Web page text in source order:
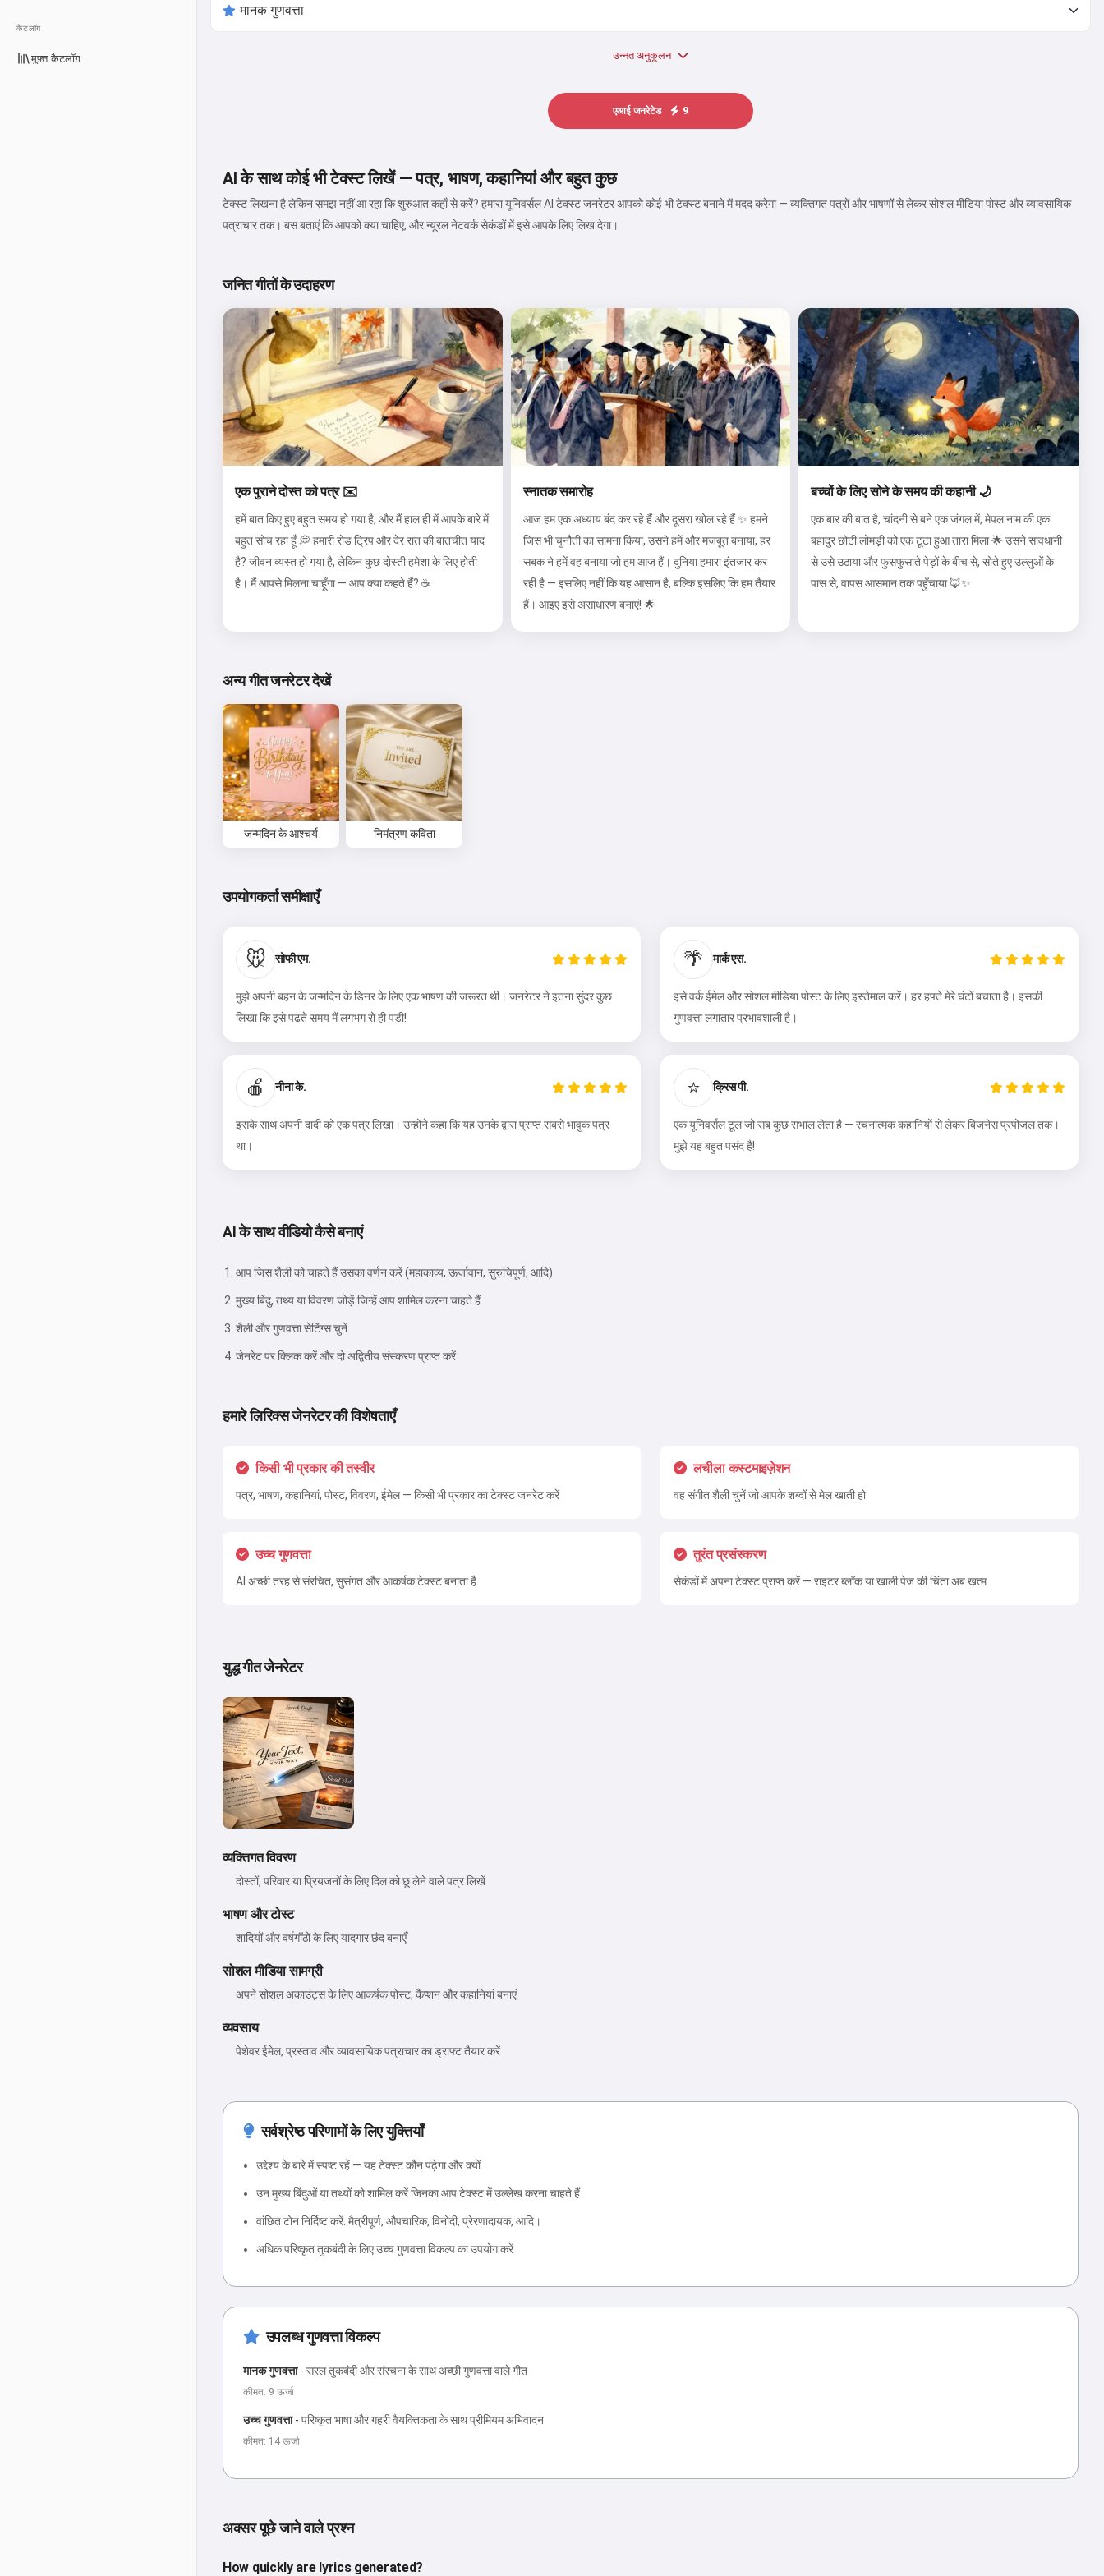
कैटलॉग
मुफ़्त कैटलॉग उन्नत अनुकूलन
एआई जनरेटेड 9
AI के साथ कोई भी टेक्स्ट लिखें — पत्र, भाषण, कहानियां और बहुत कुछ
टेक्स्ट लिखना है लेकिन समझ नहीं आ रहा कि शुरुआत कहाँ से करें? हमारा यूनिवर्सल AI टेक्स्ट जनरेटर आपको कोई भी टेक्स्ट बनाने में मदद करेगा — व्यक्तिगत पत्रों और भाषणों से लेकर सोशल मीडिया पोस्ट और व्यावसायिक
पत्राचार तक। बस बताएं कि आपको क्या चाहिए, और न्यूरल नेटवर्क सेकंडों में इसे आपके लिए लिख देगा।
जनित गीतों के उदाहरण
एक पुराने दोस्त को पत्र ✉️
हमें बात किए हुए बहुत समय हो गया है, और मैं हाल ही में आपके बारे में
बहुत सोच रहा हूँ 💭 हमारी रोड ट्रिप और देर रात की बातचीत याद
है? जीवन व्यस्त हो गया है, लेकिन कुछ दोस्ती हमेशा के लिए होती
है। मैं आपसे मिलना चाहूँगा — आप क्या कहते हैं? ☕
स्नातक समारोह
आज हम एक अध्याय बंद कर रहे हैं और दूसरा खोल रहे हैं ✨ हमने
जिस भी चुनौती का सामना किया, उसने हमें और मजबूत बनाया, हर
सबक ने हमें वह बनाया जो हम आज हैं। दुनिया हमारा इंतजार कर
रही है — इसलिए नहीं कि यह आसान है, बल्कि इसलिए कि हम तैयार
हैं। आइए इसे असाधारण बनाएं! 🌟
बच्चों के लिए सोने के समय की कहानी 🌙
एक बार की बात है, चांदनी से बने एक जंगल में, मेपल नाम की एक
बहादुर छोटी लोमड़ी को एक टूटा हुआ तारा मिला 🌟 उसने सावधानी
से उसे उठाया और फुसफुसाते पेड़ों के बीच से, सोते हुए उल्लुओं के
पास से, वापस आसमान तक पहुँचाया 🦊✨
अन्य गीत जनरेटर देखें
जन्मदिन के आश्चर्य निमंत्रण कविता
उपयोगकर्ता समीक्षाएँ
🐭 सोफी एम.
मुझे अपनी बहन के जन्मदिन के डिनर के लिए एक भाषण की जरूरत थी। जनरेटर ने इतना सुंदर कुछ
लिखा कि इसे पढ़ते समय मैं लगभग रो ही पड़ी!
🌴 मार्क एस.
इसे वर्क ईमेल और सोशल मीडिया पोस्ट के लिए इस्तेमाल करें। हर हफ्ते मेरे घंटों बचाता है। इसकी
गुणवत्ता लगातार प्रभावशाली है।
🍎 नीना के.
इसके साथ अपनी दादी को एक पत्र लिखा। उन्होंने कहा कि यह उनके द्वारा प्राप्त सबसे भावुक पत्र
था।
⭐ क्रिस पी.
एक यूनिवर्सल टूल जो सब कुछ संभाल लेता है — रचनात्मक कहानियों से लेकर बिजनेस प्रपोजल तक।
मुझे यह बहुत पसंद है!
AI के साथ वीडियो कैसे बनाएं
आप जिस शैली को चाहते हैं उसका वर्णन करें (महाकाव्य, ऊर्जावान, सुरुचिपूर्ण, आदि)
मुख्य बिंदु, तथ्य या विवरण जोड़ें जिन्हें आप शामिल करना चाहते हैं
शैली और गुणवत्ता सेटिंग्स चुनें
जेनरेट पर क्लिक करें और दो अद्वितीय संस्करण प्राप्त करें
हमारे लिरिक्स जेनरेटर की विशेषताएँ
किसी भी प्रकार की तस्वीर
पत्र, भाषण, कहानियां, पोस्ट, विवरण, ईमेल — किसी भी प्रकार का टेक्स्ट जनरेट करें
लचीला कस्टमाइज़ेशन
वह संगीत शैली चुनें जो आपके शब्दों से मेल खाती हो
उच्च गुणवत्ता
AI अच्छी तरह से संरचित, सुसंगत और आकर्षक टेक्स्ट बनाता है
तुरंत प्रसंस्करण
सेकंडों में अपना टेक्स्ट प्राप्त करें — राइटर ब्लॉक या खाली पेज की चिंता अब खत्म
युद्ध गीत जेनरेटर
व्यक्तिगत विवरण
दोस्तों, परिवार या प्रियजनों के लिए दिल को छू लेने वाले पत्र लिखें
भाषण और टोस्ट
शादियों और वर्षगाँठों के लिए यादगार छंद बनाएँ
सोशल मीडिया सामग्री
अपने सोशल अकाउंट्स के लिए आकर्षक पोस्ट, कैप्शन और कहानियां बनाएं
व्यवसाय
पेशेवर ईमेल, प्रस्ताव और व्यावसायिक पत्राचार का ड्राफ्ट तैयार करें
सर्वश्रेष्ठ परिणामों के लिए युक्तियाँ
उद्देश्य के बारे में स्पष्ट रहें — यह टेक्स्ट कौन पढ़ेगा और क्यों
उन मुख्य बिंदुओं या तथ्यों को शामिल करें जिनका आप टेक्स्ट में उल्लेख करना चाहते हैं
वांछित टोन निर्दिष्ट करें: मैत्रीपूर्ण, औपचारिक, विनोदी, प्रेरणादायक, आदि।
अधिक परिष्कृत तुकबंदी के लिए उच्च गुणवत्ता विकल्प का उपयोग करें
उपलब्ध गुणवत्ता विकल्प
मानक गुणवत्ता- सरल तुकबंदी और संरचना के साथ अच्छी गुणवत्ता वाले गीत
कीमत: 9 ऊर्जा
उच्च गुणवत्ता- परिष्कृत भाषा और गहरी वैयक्तिकता के साथ प्रीमियम अभिवादन
कीमत: 14 ऊर्जा
अक्सर पूछे जाने वाले प्रश्न
How quickly are lyrics generated?
लिख सकता हूँ 🥰